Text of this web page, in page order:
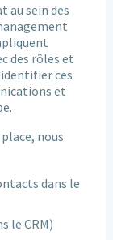
au sein des
des rôles et
ces
et
nous
dans le
le CRM)